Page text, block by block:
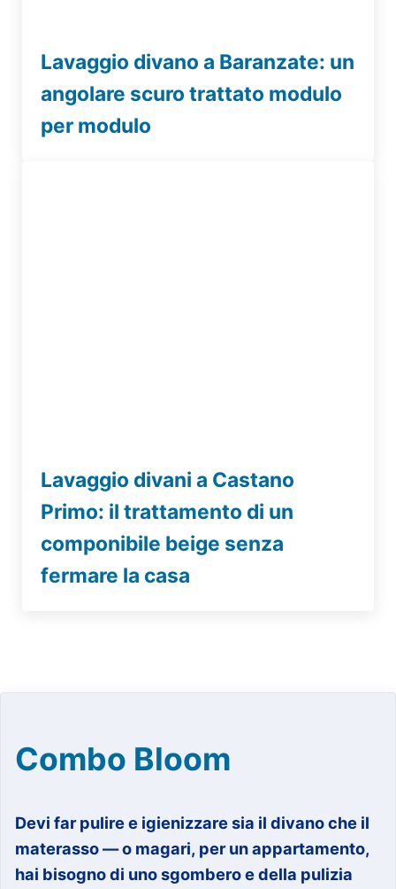
Lavaggio divano a Baranzate: un
angolare scuro trattato modulo
per modulo
Lavaggio divani a Castano
Primo: il trattamento di un
componibile beige senza
fermare la casa
Combo Bloom
Devi far pulire e igienizzare sia il divano che il
materasso — o magari, per un appartamento,
hai bisogno di uno sgombero e della pulizia